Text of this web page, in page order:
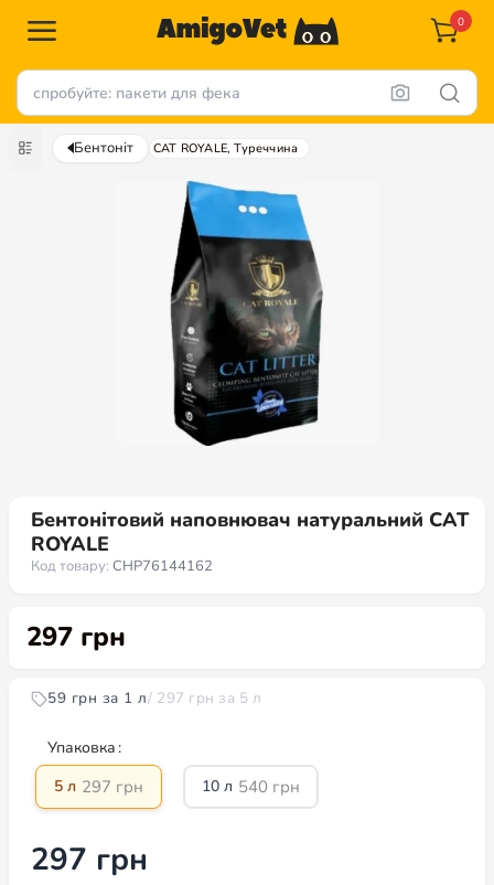
0
Бентоніт CAT ROYALE, Туреччина
Бентонітовий наповнювач натуральний CAT
ROYALE
Код товару: CHP76144162
297 грн
59 грн за 1 л/ 297 грн за 5 л
Упаковка
5 л 297 грн 10 л 540 грн
297 грн